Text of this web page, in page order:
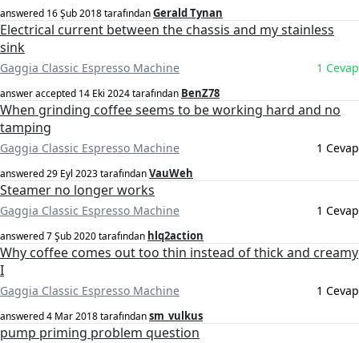
answered 16 Şub 2018tarafındanGerald Tynan
Electrical current between the chassis and my stainless
sink
Gaggia Classic Espresso Machine 1 Cevap
answer accepted 14 Eki 2024tarafından BenZ78
When grinding coffee seems to be working hard and no
tamping
Gaggia Classic Espresso Machine 1 Cevap
answered29 Eyl 2023tarafındanVauWeh
Steamer no longer works
Gaggia Classic Espresso Machine 1 Cevap
answered7 Şub 2020tarafından hlq2action
Why coffee comes out too thin instead of thick and creamy
I
Gaggia Classic Espresso Machine 1 Cevap
answered4 Mar 2018tarafındansm_vulkus
pump priming problem question